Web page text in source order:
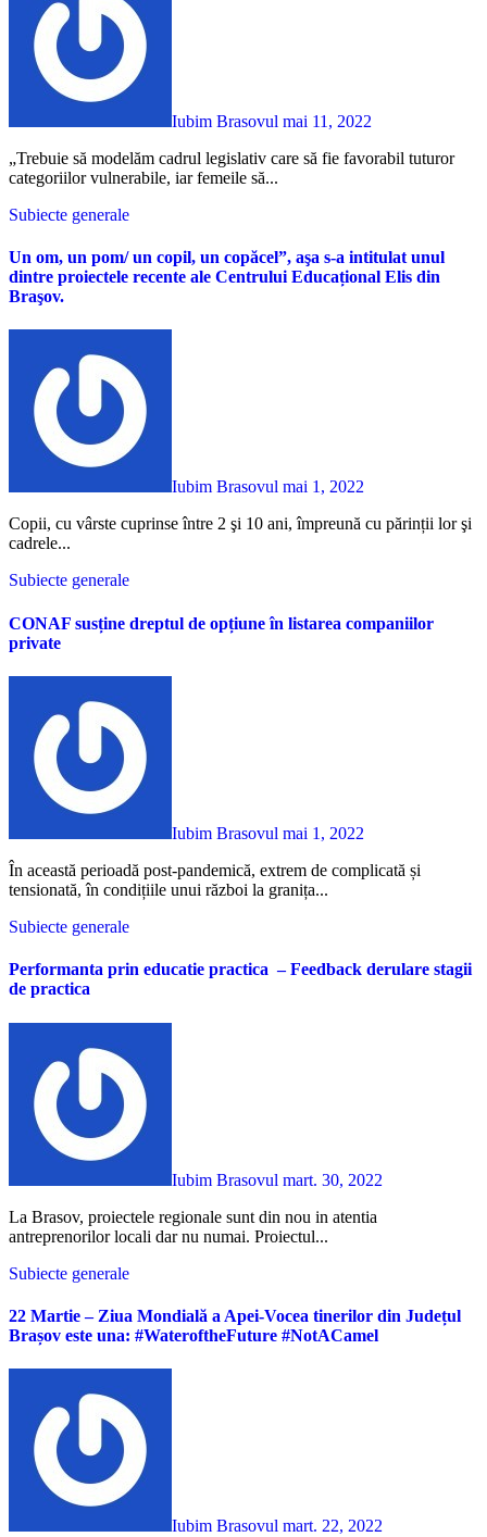
Iubim Brasovul mai 11, 2022
„Trebuie să modelăm cadrul legislativ care să fie favorabil tuturor
categoriilor vulnerabile, iar femeile să...
Subiecte generale
Un om, un pom/ un copil, un copăcel”, aşa s-a intitulat unul
dintre proiectele recente ale Centrului Educațional Elis din
Braşov.
Iubim Brasovul mai 1, 2022
Copii, cu vârste cuprinse între 2 şi 10 ani, împreună cu părinții lor şi
cadrele...
Subiecte generale
CONAF susține dreptul de opțiune în listarea companiilor
private
Iubim Brasovul mai 1, 2022
În această perioadă post-pandemică, extrem de complicată și
tensionată, în condițiile unui război la granița...
Subiecte generale
Performanta prin educatie practica – Feedback derulare stagii
de practica
Iubim Brasovul mart. 30, 2022
La Brasov, proiectele regionale sunt din nou in atentia
antreprenorilor locali dar nu numai. Proiectul...
Subiecte generale
22 Martie – Ziua Mondială a Apei-Vocea tinerilor din Județul
Brașov este una: #WateroftheFuture #NotACamel
Iubim Brasovul mart. 22, 2022